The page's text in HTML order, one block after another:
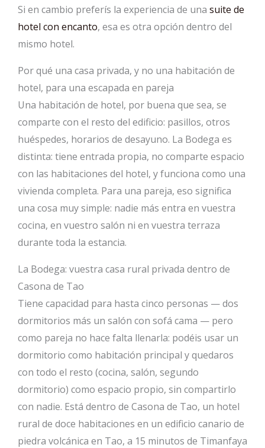
Si en cambio preferís la experiencia de una suite de
hotel con encanto, esa es otra opción dentro del
mismo hotel.
Por qué una casa privada, y no una habitación de
hotel, para una escapada en pareja
Una habitación de hotel, por buena que sea, se
comparte con el resto del edificio: pasillos, otros
huéspedes, horarios de desayuno. La Bodega es
distinta: tiene entrada propia, no comparte espacio
con las habitaciones del hotel, y funciona como una
vivienda completa. Para una pareja, eso significa
una cosa muy simple: nadie más entra en vuestra
cocina, en vuestro salón ni en vuestra terraza
durante toda la estancia.
La Bodega: vuestra casa rural privada dentro de
Casona de Tao
Tiene capacidad para hasta cinco personas — dos
dormitorios más un salón con sofá cama — pero
como pareja no hace falta llenarla: podéis usar un
dormitorio como habitación principal y quedaros
con todo el resto (cocina, salón, segundo
dormitorio) como espacio propio, sin compartirlo
con nadie. Está dentro de Casona de Tao, un hotel
rural de doce habitaciones en un edificio canario de
piedra volcánica en Tao, a 15 minutos de Timanfaya